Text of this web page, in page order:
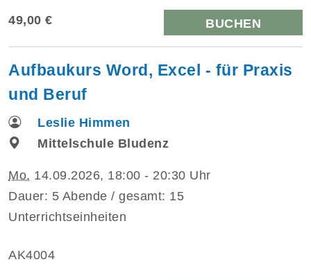
49,00 € BUCHEN
Aufbaukurs Word, Excel - für Praxis
und Beruf
Leslie Himmen
Mittelschule Bludenz
Mo. 14.09.2026, 18:00 - 20:30 Uhr
Dauer: 5 Abende / gesamt: 15
Unterrichtseinheiten
AK4004